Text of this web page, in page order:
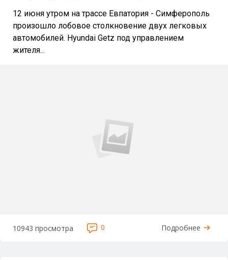
12 июня утром на трассе Евпатория - Симферополь
произошло лобовое столкновение двух легковых
автомобилей. Hyundai Getz под управлением
жителя...
10943 просмотра 0 Подробнее